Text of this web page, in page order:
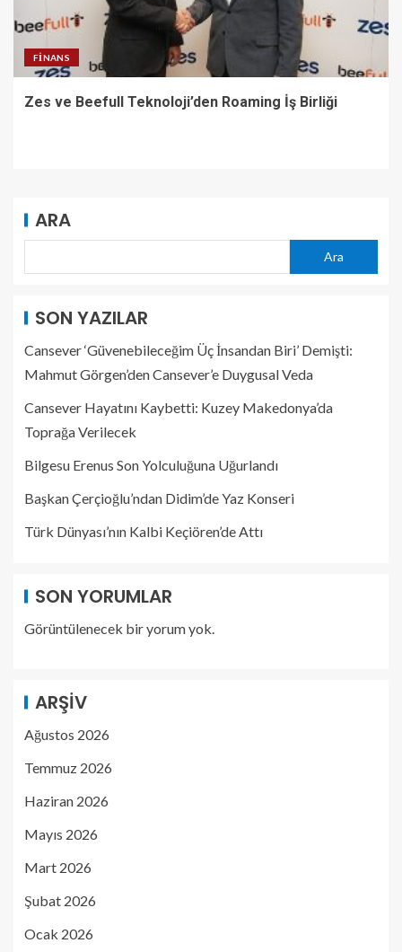
FINANS
Zes ve Beefull Teknoloji’den Roaming İş Birliği
ARA
Ara
SON YAZILAR
Cansever ‘Güvenebileceğim Üç İnsandan Biri’ Demişti:
Mahmut Görgen’den Cansever’e Duygusal Veda
Cansever Hayatını Kaybetti: Kuzey Makedonya’da
Toprağa Verilecek
Bilgesu Erenus Son Yolculuğuna Uğurlandı
Başkan Çerçioğlu’ndan Didim’de Yaz Konseri
Türk Dünyası’nın Kalbi Keçiören’de Attı
SON YORUMLAR
Görüntülenecek bir yorum yok.
ARŞIV
Ağustos 2026
Temmuz 2026
Haziran 2026
Mayıs 2026
Mart 2026
Şubat 2026
Ocak 2026